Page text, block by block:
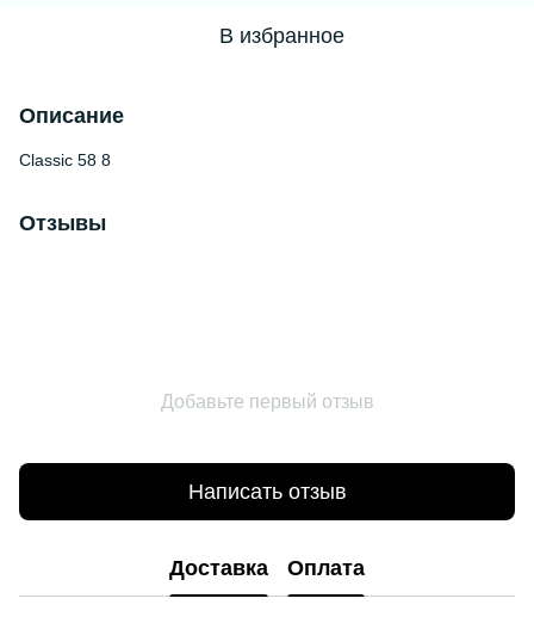
В избранное
Описание
Classic 58 8
Отзывы
Добавьте первый отзыв
Написать отзыв
Доставка Оплата